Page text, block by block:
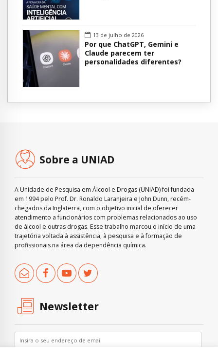
13 de julho de 2026
Por que ChatGPT, Gemini e
Claude parecem ter
personalidades diferentes?
Sobre a UNIAD
A Unidade de Pesquisa em Álcool e Drogas (UNIAD) foi fundada
em 1994 pelo Prof. Dr. Ronaldo Laranjeira e John Dunn, recém-
chegados da Inglaterra, com o objetivo inicial de oferecer
atendimento a funcionários com problemas relacionados ao uso
de álcool e outras drogas. Esse trabalho marcou o início de uma
trajetória voltada à assistência, à pesquisa e à formação de
profissionais na área da dependência química.
Newsletter